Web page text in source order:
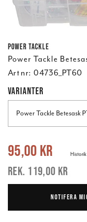
Power Tackle
Power Tackle
Art nr: 04736_PT60
VARIANTER
Power Tackle Betesask
Nuvarande pris:
95,00 kr
119,00 kr
Historik
NOTIFERA